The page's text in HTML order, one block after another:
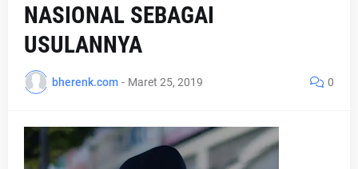
NASIONAL SEBAGAI
USULANNYA
bherenk.com - Maret 25, 2019 0